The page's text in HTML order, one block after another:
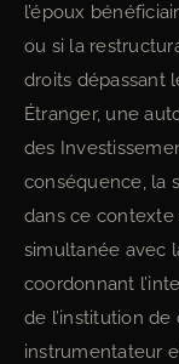
l’époux
ou si la
droits dépassant
Étranger, une
des
conséquence, la
dans ce
simultanée avec
coordonnant
de l’institution
instrumentateur